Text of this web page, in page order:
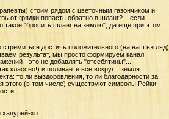
стоим рядом с цветочным газончиком и
от грядки попасть обратно в шланг?... если
такое "бросить шланг на землю", да еще при этом
достичь положительного (на наш взгляд)
результат, мы просто формируем канал
- это не добавлять "отсебятины"...
классно!) и поливаете все вокруг... земля
то ли выздоровления, то ли благодарности за
этого (в том числе) существуют символы Рейки -
хо...